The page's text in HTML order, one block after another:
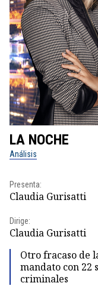
LA NOCHE
Análisis
Presenta:
Claudia Gurisatti
Dirige:
Claudia Gurisatti
Otro fracaso de
mandato con 22
criminales